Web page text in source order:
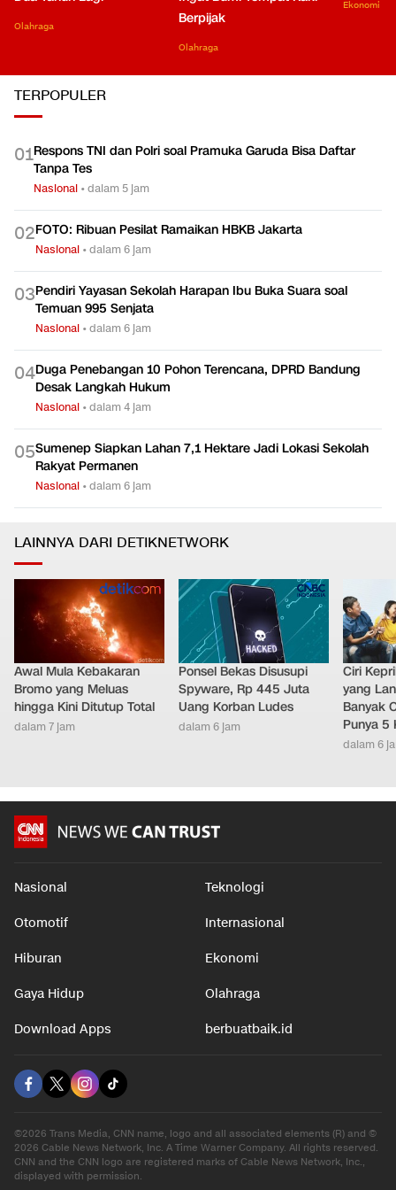
Olahraga
Berpijak
Olahraga
Ekonomi
TERPOPULER
01Respons TNI dan Polri soal Pramuka Garuda Bisa Daftar
Tanpa Tes
Nasional •dalam 5 jam
02FOTO: Ribuan Pesilat Ramaikan HBKB Jakarta
Nasional •dalam 6 jam
03Pendiri Yayasan Sekolah Harapan Ibu Buka Suara soal
Temuan 995 Senjata
Nasional •dalam 6 jam
04Duga Penebangan 10 Pohon Terencana, DPRD Bandung
Desak Langkah Hukum
Nasional •dalam 4 jam
05Sumenep Siapkan Lahan 7,1 Hektare Jadi Lokasi Sekolah
Rakyat Permanen
Nasional •dalam 6 jam
LAINNYA DARI DETIKNETWORK
Awal Mula Kebakaran
Bromo yang Meluas
hingga Kini Ditutup Total
dalam 7 jam
Ponsel Bekas Disusupi
Spyware, Rp 445 Juta
Uang Korban Ludes
dalam 6 jam
Ciri
yang
Banyak
Punya 5
dalam 6
Nasional Teknologi
Otomotif Internasional
Hiburan Ekonomi
Gaya Hidup Olahraga
Download Apps berbuatbaik.id
©2026 Trans Media, CNN name, logo and all associated elements (R) and ©
2026 Cable News Network, Inc. A Time Warner Company. All rights reserved.
CNN and the CNN logo are registered marks of Cable News Network, Inc.,
displayed with permission.